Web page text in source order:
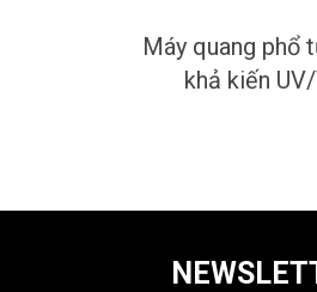
Máy quang phổ
khả kiến